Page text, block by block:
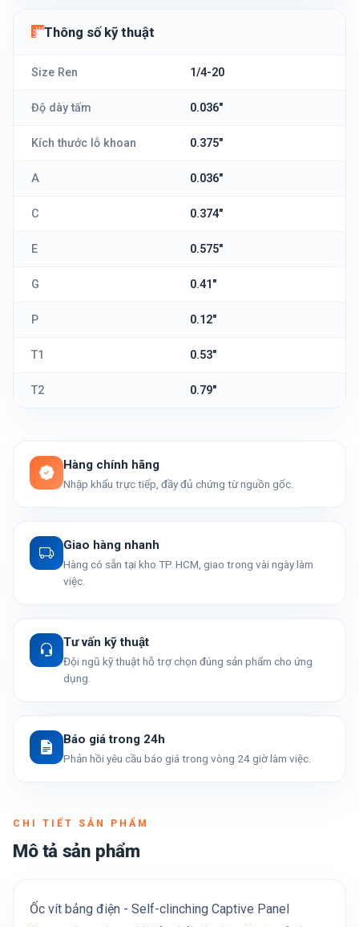
Thông số kỹ thuật
Size Ren 1/4-20
Độ dày tấm 0.036"
Kích thước lỗ khoan 0.375"
A 0.036"
C 0.374"
E 0.575"
G 0.41"
P 0.12"
T1 0.53"
T2 0.79"
Hàng chính hãng
Nhập khẩu trực tiếp, đầy đủ chứng từ nguồn gốc.
Giao hàng nhanh
Hàng có sẵn tại kho TP. HCM, giao trong vài ngày làm
việc.
Tư vấn kỹ thuật
Đội ngũ kỹ thuật hỗ trợ chọn đúng sản phẩm cho ứng
dụng.
Báo giá trong 24h
Phản hồi yêu cầu báo giá trong vòng 24 giờ làm việc.
CHI TIẾT SẢN PHẨM
Mô tả sản phẩm
Ốc vít bảng điện - Self-clinching Captive Panel